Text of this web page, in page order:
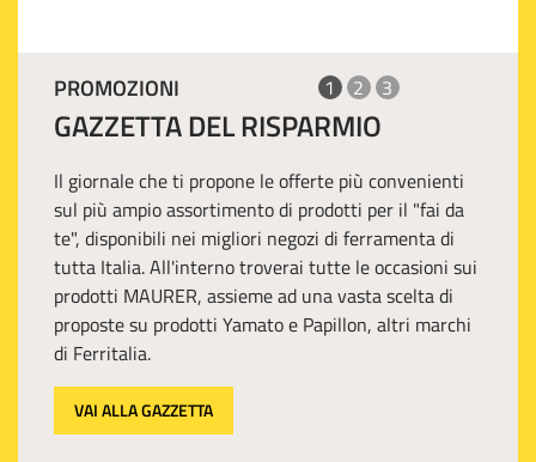
PROMOZIONI 1 2 3
GAZZETTA DEL RISPARMIO
Il giornale che ti propone le offerte più convenienti
sul più ampio assortimento di prodotti per il "fai da
te", disponibili nei migliori negozi di ferramenta di
tutta Italia. All'interno troverai tutte le occasioni sui
prodotti MAURER, assieme ad una vasta scelta di
proposte su prodotti Yamato e Papillon, altri marchi
di Ferritalia.
VAI ALLA GAZZETTA